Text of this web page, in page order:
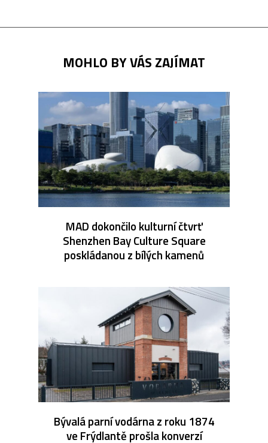
MOHLO BY VÁS ZAJÍMAT
MAD dokončilo kulturní čtvrť
Shenzhen Bay Culture Square
poskládanou z bílých kamenů
Bývalá parní vodárna z roku 1874
ve Frýdlantě prošla konverzí